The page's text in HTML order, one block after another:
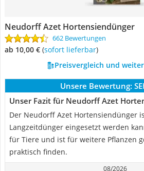
Neudorff Azet Hortensiendünger
662 Bewertungen
ab 10,00 € ( Sofort lieferbar)
Preisvergleich und
Unsere Bewertung:
Unser Fazit für Neudorff Azet
Der Neudorff Azet Hortensiendünger
Langzeitdünger eingesetzt werden
für Tiere und ist für weitere Pflanzen
praktisch finden.
08/2026